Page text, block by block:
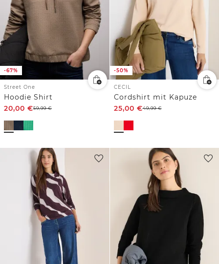
-67%
Street One
Hoodie Shirt
20,00 €59,99€
-50%
CECIL
Cordshirt mit Kapuze
25,00 €49,99€